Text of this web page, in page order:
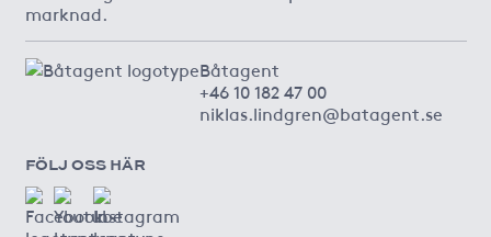
marknad.
Båtagent
+46 10 182 47 00
niklas.lindgren@batagent.se
FÖLJ OSS HÄR